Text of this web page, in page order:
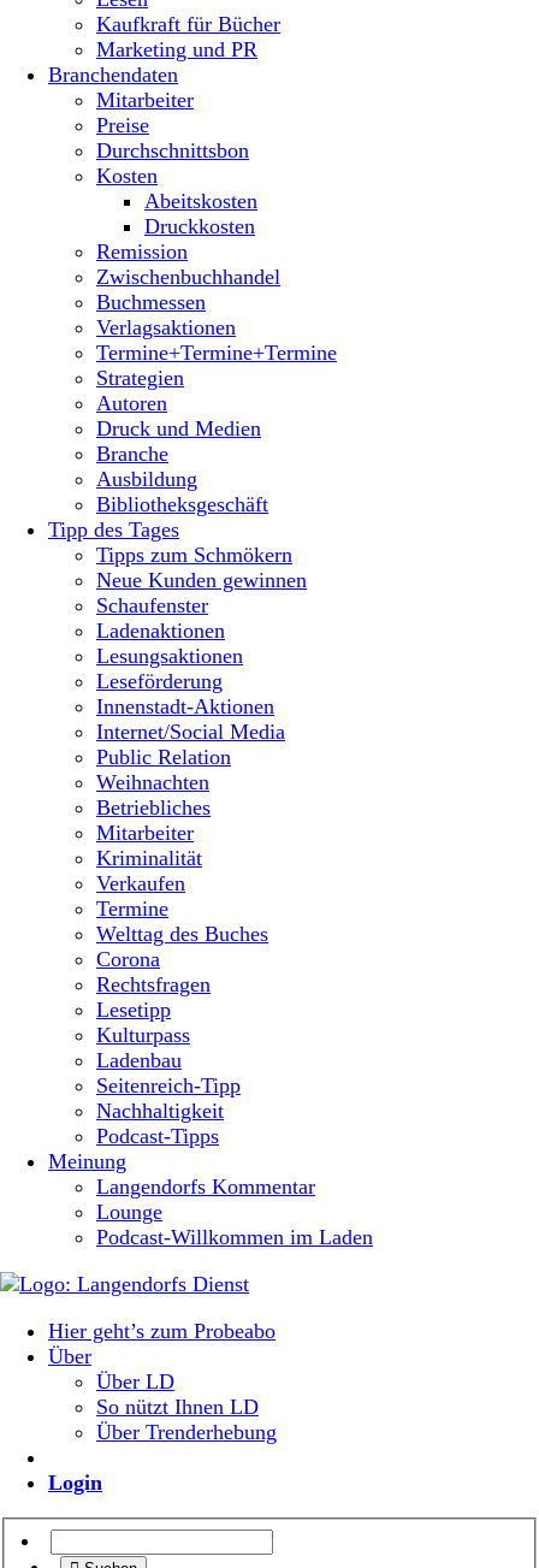
Kaufkraft für Bücher
Marketing und PR
Branchendaten
Mitarbeiter
Preise
Durchschnittsbon
Kosten
Abeitskosten
Druckkosten
Remission
Zwischenbuchhandel
Buchmessen
Verlagsaktionen
Termine+Termine+Termine
Strategien
Autoren
Druck und Medien
Branche
Ausbildung
Bibliotheksgeschäft
Tipp des Tages
Tipps zum Schmökern
Neue Kunden gewinnen
Schaufenster
Ladenaktionen
Lesungsaktionen
Leseförderung
Innenstadt-Aktionen
Internet/Social Media
Public Relation
Weihnachten
Betriebliches
Mitarbeiter
Kriminalität
Verkaufen
Termine
Welttag des Buches
Corona
Rechtsfragen
Lesetipp
Kulturpass
Ladenbau
Seitenreich-Tipp
Nachhaltigkeit
Podcast-Tipps
Meinung
Langendorfs Kommentar
Lounge
Podcast-Willkommen im Laden
Hier geht’s zum Probeabo
Über
Über LD
So nützt Ihnen LD
Über Trenderhebung
Login